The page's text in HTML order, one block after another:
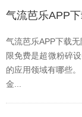
气流芭乐APP
气流芭乐APP下载无
限免费是超微粉碎设
的应用领域有哪些
金...